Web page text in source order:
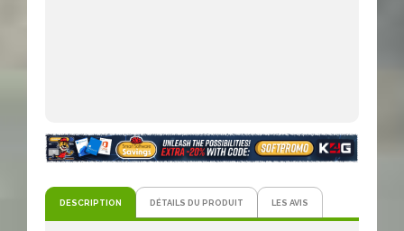
DESCRIPTION DÉTAILS DU PRODUIT LES AVIS